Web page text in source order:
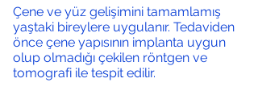
Çene ve yüz gelişimini tamamlamış
yaştaki bireylere uygulanır. Tedaviden
önce çene yapısının implanta uygun
olup olmadığı çekilen röntgen ve
tomografi ile tespit edilir.